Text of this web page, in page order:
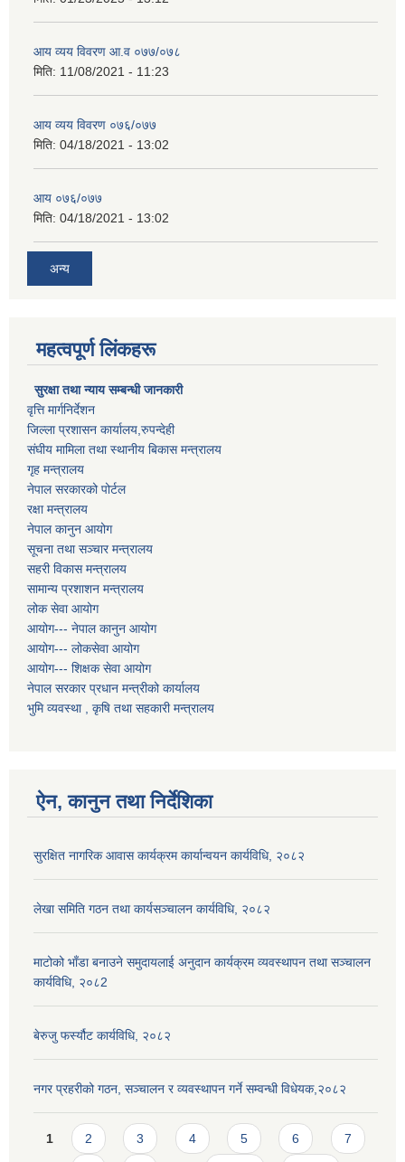
आय व्यय विवरण आ.व ०७७/०७८
मिति: 11/08/2021 - 11:23
आय व्यय विवरण ०७६/०७७
मिति: 04/18/2021 - 13:02
आय ०७६/०७७
मिति: 04/18/2021 - 13:02
अन्य
महत्वपूर्ण लिंकहरू
सुरक्षा तथा न्याय सम्बन्धी जानकारी
वृत्ति मार्गनिर्देशन
जिल्ला प्रशासन कार्यालय,रुपन्देही
संघीय मामिला तथा स्थानीय बिकास मन्त्रालय
गृह मन्त्रालय
नेपाल सरकारको पोर्टल
रक्षा मन्त्रालय
नेपाल कानुन आयोग
सूचना तथा सञ्चार मन्त्रालय
सहरी विकास मन्त्रालय
सामान्य प्रशाशन मन्त्रालय
लोक सेवा आयोग
आयोग--- नेपाल कानुन आयोग
आयोग--- लोकसेवा आयोग
आयोग--- शिक्षक सेवा आयोग
नेपाल सरकार प्रधान मन्त्रीको कार्यालय
भुमि व्यवस्था , कृषि तथा सहकारी मन्त्रालय
ऐन, कानुन तथा निर्देशिका
सुरक्षित नागरिक आवास कार्यक्रम कार्यान्वयन कार्यविधि, २०८२
लेखा समिति गठन तथा कार्यसञ्चालन कार्यविधि, २०८२
माटोको भाँडा बनाउने समुदायलाई अनुदान कार्यक्रम व्यवस्थापन तथा सञ्चालन
कार्यविधि, २०८2
बेरुजु फर्स्यौट कार्यविधि, २०८२
नगर प्रहरीको गठन, सञ्चालन र व्यवस्थापन गर्ने सम्वन्धी विधेयक,२०८२
Pages
1 2 3 4 5 6 7